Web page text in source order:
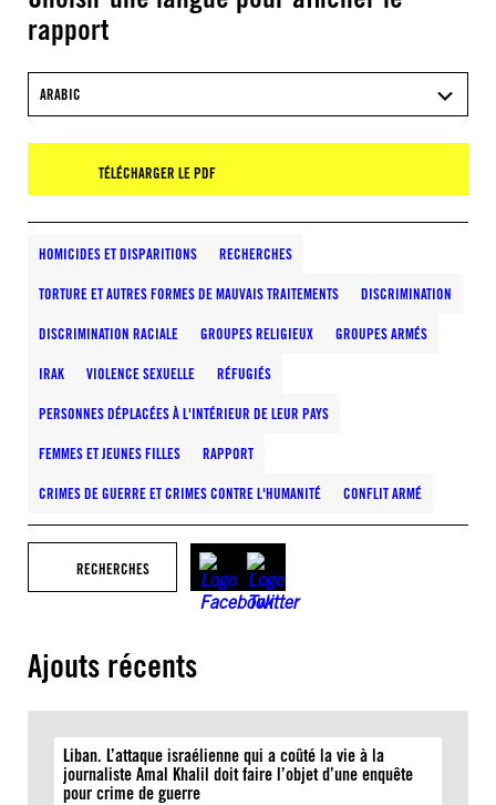
rapport
ARABIC
TÉLÉCHARGER LE PDF
HOMICIDES ET DISPARITIONS RECHERCHES
TORTURE ET AUTRES FORMES DE MAUVAIS TRAITEMENTS DISCRIMINATION
DISCRIMINATION RACIALE GROUPES RELIGIEUX GROUPES ARMÉS
IRAK VIOLENCE SEXUELLE RÉFUGIÉS
PERSONNES DÉPLACÉES À L'INTÉRIEUR DE LEUR PAYS
FEMMES ET JEUNES FILLES RAPPORT
CRIMES DE GUERRE ET CRIMES CONTRE L'HUMANITÉ CONFLIT ARMÉ
RECHERCHES
Ajouts récents
Liban. L’attaque israélienne qui a coûté la vie à la
journaliste Amal Khalil doit faire l’objet d’une enquête
pour crime de guerre